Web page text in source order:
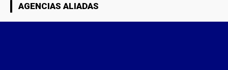
AGENCIAS ALIADAS